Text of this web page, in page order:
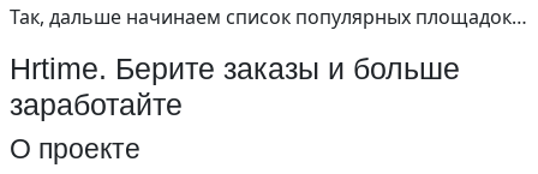
Так, дальше начинаем список популярных площадок…
Hrtime. Берите заказы и больше
заработайте
О проекте